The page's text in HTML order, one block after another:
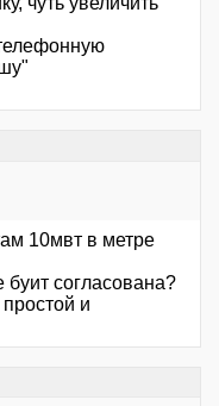
10мвт в метре
буит согласована?
и